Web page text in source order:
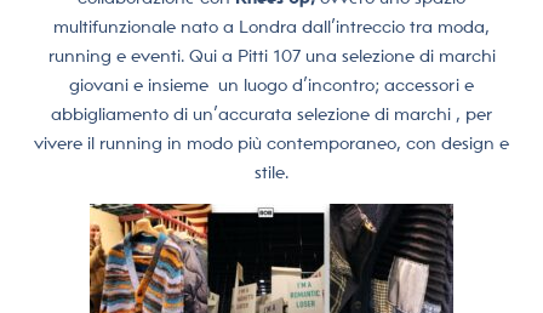
multifunzionale nato a Londra dall’intreccio tra moda,
running e eventi. Qui a Pitti 107 una selezione di marchi
giovani e insieme un luogo d’incontro; accessori e
abbigliamento di un’accurata selezione di marchi , per
vivere il running in modo più contemporaneo, con design e
stile.